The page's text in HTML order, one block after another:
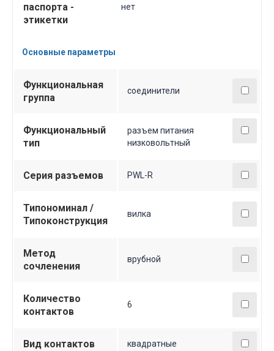
паспорта -
этикетки
нет
Основные параметры
Функциональная
группа
соединители
Функциональный
тип
разъем питания
низковольтный
Серия разъемов PWL-R
Типономинал /
Типоконструкция
вилка
Метод
сочленения
врубной
Количество
контактов
6
Вид контактов квадратные